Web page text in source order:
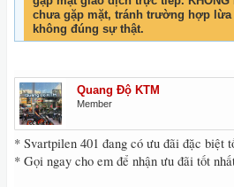
chưa gặp mặt, tránh trường hợp lừa
không đúng sự thật.
Quang Độ KTM
Member
* Svartpilen 401 đang có ưu đãi đặc biệt
* Gọi ngay cho em để nhận ưu đãi tốt